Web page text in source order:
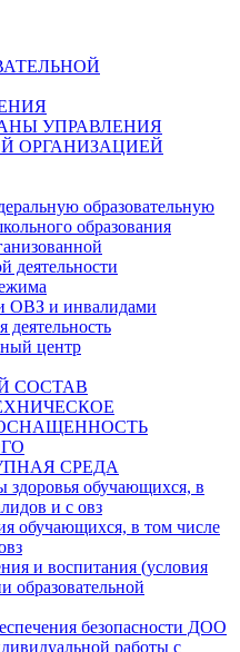
УПРАВЛЕНИЯ
ОРГАНИЗАЦИЕЙ
образовательную
образования
деятельности
ОВЗ и инвалидами
центр
СОСТАВ
СРЕДА
здоровья обучающихся, в
и с овз
обучающихся, в том числе
и воспитания (условия
образовательной
безопасности ДОО
работы с